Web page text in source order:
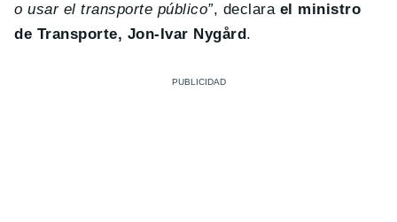
o usar el transporte público”, declara el ministro
de Transporte, Jon-Ivar Nygård .